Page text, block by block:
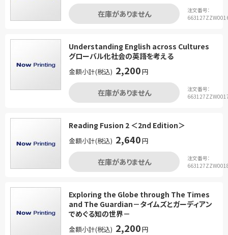
在庫がありません
注文番号：
Understanding English across Cultures
グローバル化社会の英語を考える
金額小計(税込) 2,200円
在庫がありません
注文番号：
Reading Fusion 2 ＜2nd Edition＞
金額小計(税込) 2,640円
在庫がありません
注文番号：
Exploring the Globe through The Times
and The Guardian－タイムズとガーディアン
でめぐる知の世界－
金額小計(税込) 2,200円